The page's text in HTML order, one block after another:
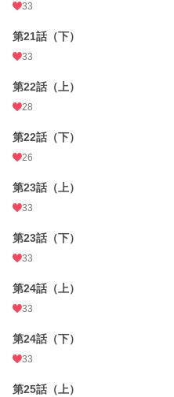
33
第21話（下）
33
第22話（上）
28
第22話（下）
26
第23話（上）
33
第23話（下）
33
第24話（上）
33
第24話（下）
33
第25話（上）